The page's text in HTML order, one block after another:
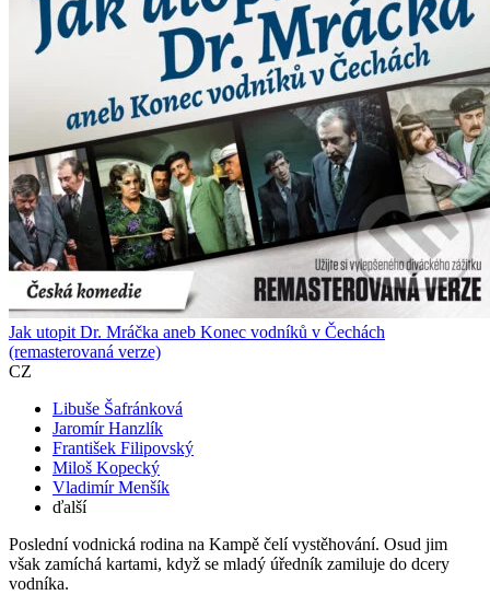
Jak utopit Dr. Mráčka aneb Konec vodníků v Čechách
(remasterovaná verze)
CZ
Libuše Šafránková
Jaromír Hanzlík
František Filipovský
Miloš Kopecký
Vladimír Menšík
ďalší
Poslední vodnická rodina na Kampě čelí vystěhování. Osud jim
však zamíchá kartami, když se mladý úředník zamiluje do dcery
vodníka.